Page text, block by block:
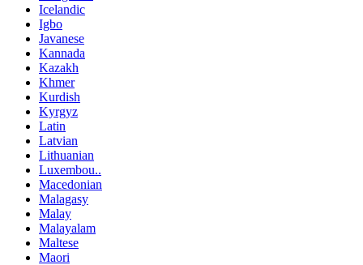
Icelandic
Igbo
Javanese
Kannada
Kazakh
Khmer
Kurdish
Kyrgyz
Latin
Latvian
Lithuanian
Luxembou..
Macedonian
Malagasy
Malay
Malayalam
Maltese
Maori